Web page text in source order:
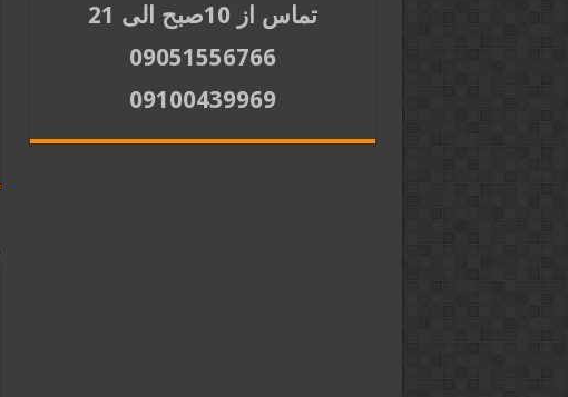
تماس از 10صبح الی 21
09051556766
09100439969